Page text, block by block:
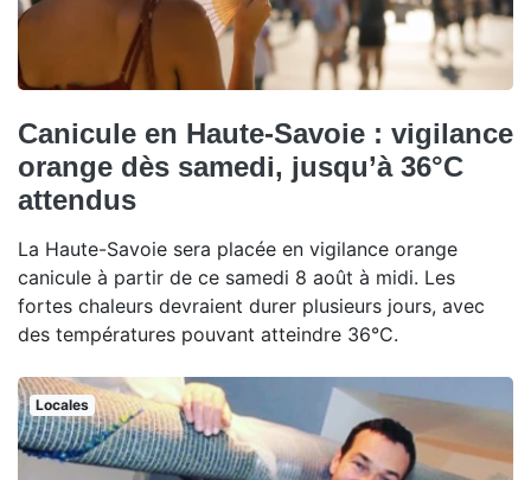
Canicule en Haute-Savoie : vigilance
orange dès samedi, jusqu’à 36°C
attendus
La Haute-Savoie sera placée en vigilance orange
canicule à partir de ce samedi 8 août à midi. Les
fortes chaleurs devraient durer plusieurs jours, avec
des températures pouvant atteindre 36°C.
Locales